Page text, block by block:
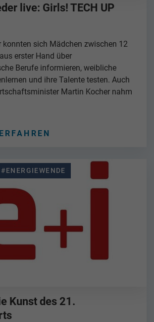
live: Girls! TECH UP
konnten sich Mädchen zwischen 12
erster Hand über
Berufe informieren, weibliche
und ihre Talente testen. Auch
Martin Kocher nahm
#ENERGIEWENDE
Kunst des 21.